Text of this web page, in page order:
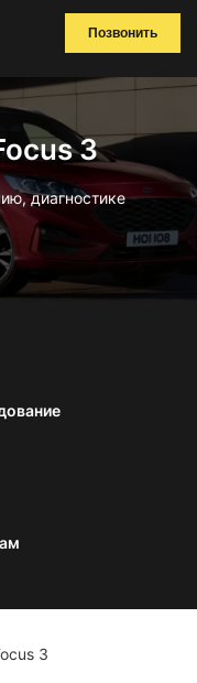
Позвонить
3
диагностике
3